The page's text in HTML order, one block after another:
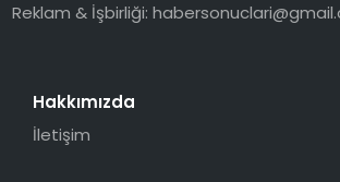
Reklam & İşbirliği:
Hakkımızda
İletişim